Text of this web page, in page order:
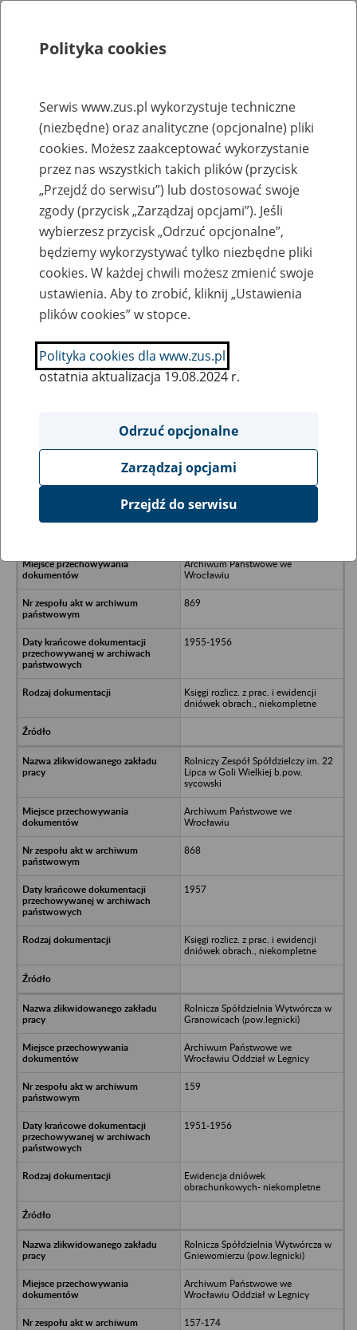
Rejestry, ewidencje i archiwa
Baza zlikwidowanych lub
przekształconych zakładów pracy
Nazwa zakładu pracy:
SZUKAJ
Ukryj wszystkie pozycje bazy
Rolniczy Zespół Spółdzielczy im. 22
Archiwum Państwowe we
Wrocławiu
869
1955-1956
Księgi rozlicz. z prac. i ewidencji
dniówek obrach., niekompletne
Rolniczy Zespół Spółdzielczy im. 22
Lipca w Goli Wielkiej b.pow.
sycowski
Archiwum Państwowe we
Wrocławiu
868
1957
Księgi rozlicz. z prac. i ewidencji
dniówek obrach., niekompletne
Rolnicza Spółdzielnia Wytwórcza w
Granowicach (pow.legnicki)
Archiwum Państwowe we
Wrocławiu Oddział w Legnicy
159
1951-1956
Ewidencja dniówek
obrachunkowych- niekompletne
Rolnicza Spółdzielnia Wytwórcza w
Gniewomierzu (pow.legnicki)
Archiwum Państwowe we
Wrocławiu Oddział w Legnicy
157-174
Polityka cookies
Serwis www.zus.pl wykorzystuje techniczne
(niezbędne) oraz analityczne (opcjonalne) pliki
cookies. Możesz zaakceptować wykorzystanie
przez nas wszystkich takich plików (przycisk
„Przejdź do serwisu”) lub dostosować swoje
zgody (przycisk „Zarządzaj opcjami”). Jeśli
wybierzesz przycisk „Odrzuć opcjonalne”,
będziemy wykorzystywać tylko niezbędne pliki
cookies. W każdej chwili możesz zmienić swoje
ustawienia. Aby to zrobić, kliknij „Ustawienia
plików cookies” w stopce.
Polityka cookies dla www.zus.pl
ostatnia aktualizacja 19.08.2024 r.
Odrzuć opcjonalne
Zarządzaj opcjami
Przejdź do serwisu